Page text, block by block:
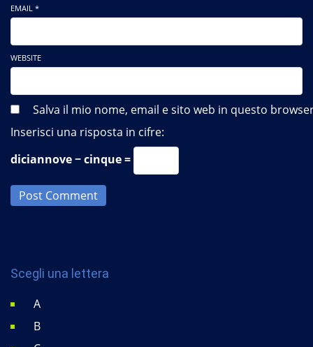
EMAIL *
WEBSITE
Salva il mio nome, email e sito web in questo
Inserisci una risposta in cifre:
diciannove − cinque =
Post Comment
Scegli una lettera
A
B